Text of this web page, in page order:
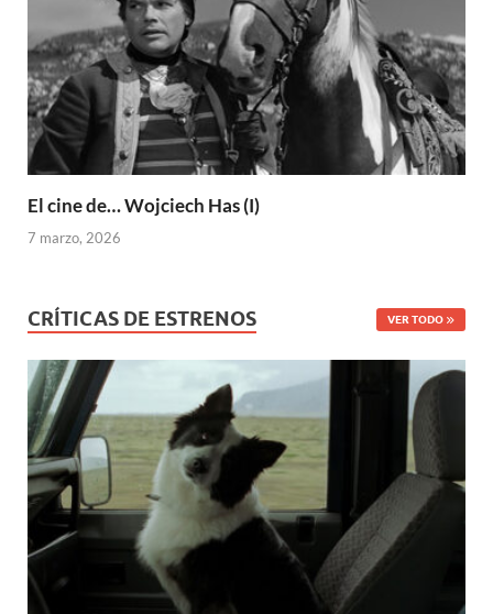
El cine de… Wojciech Has (I)
7 marzo, 2026
CRÍTICAS DE ESTRENOS VER TODO